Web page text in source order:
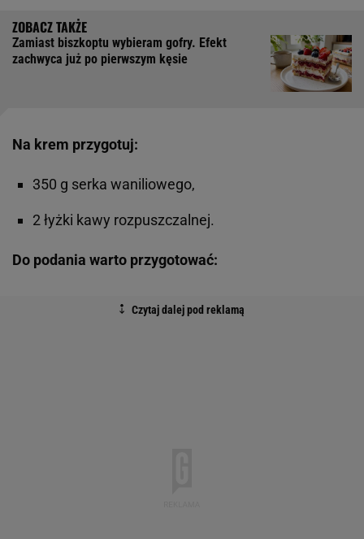
Zamiast biszkoptu wybieram gofry. Efekt
zachwyca już po pierwszym kęsie
Na krem przygotuj:
350 g serka waniliowego,
2 łyżki kawy rozpuszczalnej.
Do podania warto przygotować: